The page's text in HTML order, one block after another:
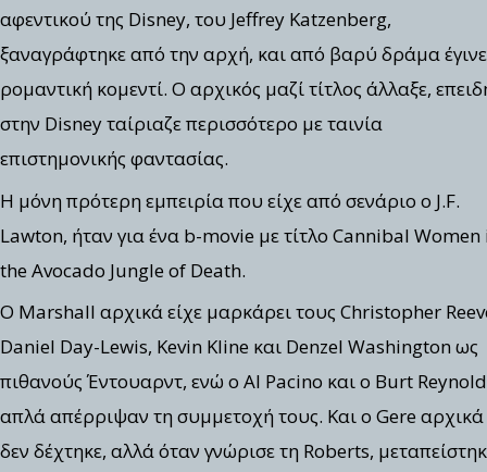
αφεντικού της Disney, του Jeffrey Katzenberg,
ξαναγράφτηκε από την αρχή, και από βαρύ δράμα έγινε
ρομαντική κομεντί. Ο αρχικός μαζί τίτλος άλλαξε,
στην Disney ταίριαζε περισσότερο με ταινία
επιστημονικής φαντασίας.
Η μόνη πρότερη εμπειρία που είχε από σενάριο ο J.F.
Lawton, ήταν για ένα b-movie με τίτλο Cannibal Women
the Avocado Jungle of Death.
Ο Marshall αρχικά είχε μαρκάρει τους Christopher
Daniel Day-Lewis, Kevin Kline και Denzel Washington ως
πιθανούς Έντουαρντ, ενώ ο Al Pacino και ο Burt
απλά απέρριψαν τη συμμετοχή τους. Και ο Gere αρχικά
δεν δέχτηκε, αλλά όταν γνώρισε τη Roberts,